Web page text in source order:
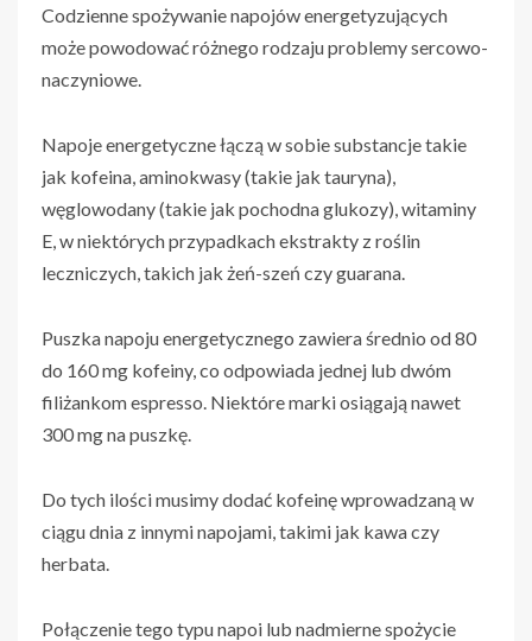
Codzienne spożywanie napojów energetyzujących
może powodować różnego rodzaju problemy sercowo-
naczyniowe.
Napoje energetyczne łączą w sobie substancje takie
jak kofeina, aminokwasy (takie jak tauryna),
węglowodany (takie jak pochodna glukozy), witaminy
E, w niektórych przypadkach ekstrakty z roślin
leczniczych, takich jak żeń-szeń czy guarana.
Puszka napoju energetycznego zawiera średnio od 80
do 160 mg kofeiny, co odpowiada jednej lub dwóm
filiżankom espresso. Niektóre marki osiągają nawet
300 mg na puszkę.
Do tych ilości musimy dodać kofeinę wprowadzaną w
ciągu dnia z innymi napojami, takimi jak kawa czy
herbata.
Połączenie tego typu napoi lub nadmierne spożycie